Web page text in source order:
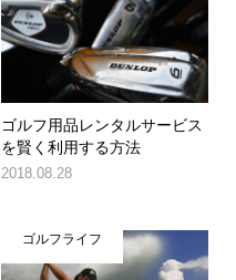
ゴルフ用品レンタルサービス
を賢く利用する方法
2018.08.28
ゴルフライフ